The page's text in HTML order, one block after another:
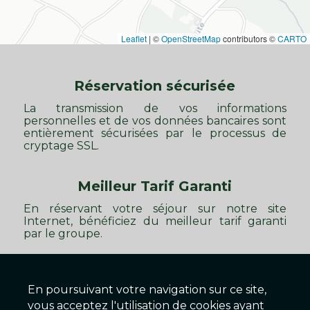
Leaflet | ©OpenStreetMapcontributors ©CARTO
Moulin de la Brevette
Réservation sécurisée
La transmission de vos informations
personnelles et de vos données bancaires sont
entièrement sécurisées par le processus de
cryptage SSL.
Meilleur Tarif Garanti
En réservant votre séjour sur notre site
Internet, bénéficiez du meilleur tarif garanti
par le groupe.
En poursuivant votre navigation sur ce site,
vous acceptez l'utilisation de cookies ayant